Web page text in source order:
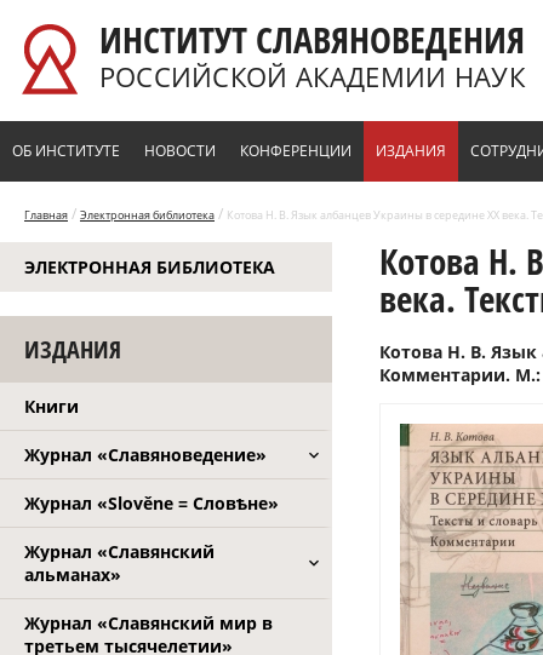
ИНСТИТУТ СЛАВЯНОВЕДЕНИЯ
РОССИЙСКОЙ АКАДЕМИИ НАУК
ОБ ИНСТИТУТЕ НОВОСТИ КОНФЕРЕНЦИИ ИЗДАНИЯ
Главная / Электронная библиотека / Котова Н. В. Язык албанцев Украины в середине ХХ века.
ЭЛЕКТРОННАЯ БИБЛИОТЕКА
ИЗДАНИЯ
Книги
Журнал «Славяноведение»
Журнал «Slověne = Словѣне»
Журнал «Славянский
альманах»
Журнал «Славянский мир в
третьем тысячелетии»
Котова Н.
века.
Котова Н. В. Язык
Комментарии. М.: